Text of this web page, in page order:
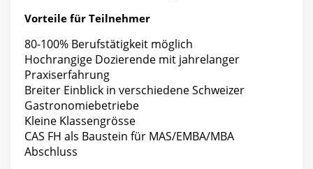
Vorteile für Teilnehmer
80-100% Berufstätigkeit möglich
Hochrangige Dozierende mit jahrelanger
Praxiserfahrung
Breiter Einblick in verschiedene Schweizer
Gastronomiebetriebe
Kleine Klassengrösse
CAS FH als Baustein für MAS/EMBA/MBA
Abschluss